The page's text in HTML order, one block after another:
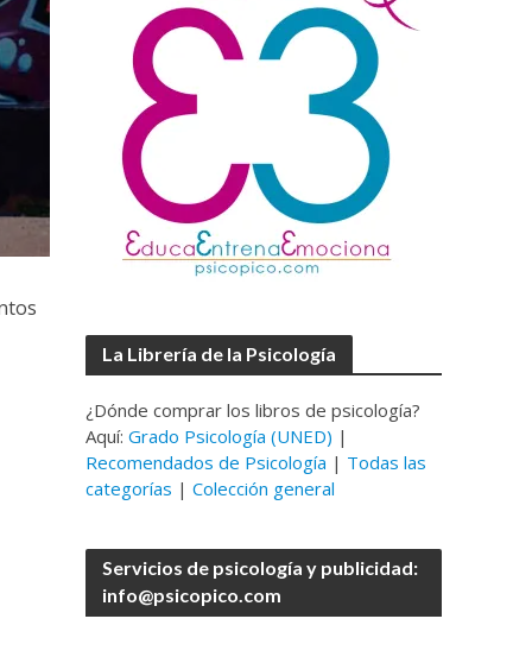
La Librería de la Psicología
¿Dónde comprar los libros de psicología?
Aquí:Grado Psicología (UNED) |
Recomendados de Psicología | Todas las
categorías |Colección general
Servicios de psicología y publicidad:
info@psicopico.com